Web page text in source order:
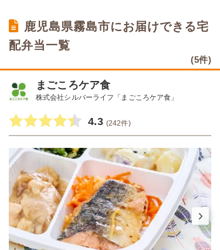
鹿児島県霧島市にお届けできる宅
配弁当一覧
(5件)
まごころケア食
株式会社シルバーライフ「まごころケア食」
4.3 (242件)